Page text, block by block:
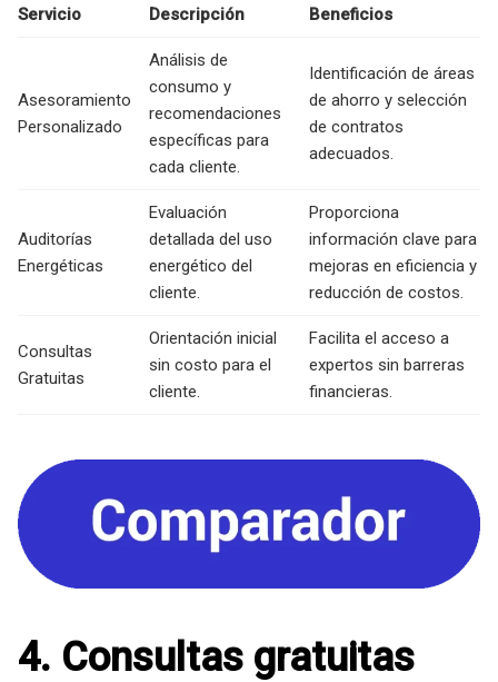
Servicio
Descripción Beneficios
Asesoramiento
Personalizado
Análisis de
consumo y
recomendaciones
específicas para
cada cliente.
Identificación de áreas
de ahorro y selección
de contratos
adecuados.
Auditorías
Energéticas
Evaluación
detallada del uso
energético del
cliente.
Proporciona
información clave para
mejoras en eficiencia y
reducción de costos.
Consultas
Gratuitas
Orientación inicial
sin costo para el
cliente.
Facilita el acceso a
expertos sin barreras
financieras.
4. Consultas gratuitas